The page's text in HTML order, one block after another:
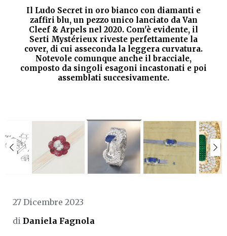
Il Ludo Secret in oro bianco con diamanti e
zaffiri blu, un pezzo unico lanciato da Van
Cleef & Arpels nel 2020. Com'è evidente, il
Serti Mystérieux riveste perfettamente la
cover, di cui asseconda la leggera curvatura.
Notevole comunque anche il bracciale,
composto da singoli esagoni incastonati e poi
assemblati succesivamente.
27 Dicembre 2023
di Daniela Fagnola